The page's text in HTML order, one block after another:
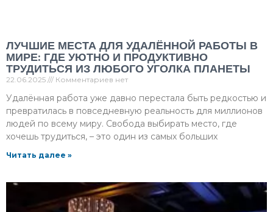
ЛУЧШИЕ МЕСТА ДЛЯ УДАЛЁННОЙ РАБОТЫ В
МИРЕ: ГДЕ УЮТНО И ПРОДУКТИВНО
ТРУДИТЬСЯ ИЗ ЛЮБОГО УГОЛКА ПЛАНЕТЫ
22.06.2025 Комментариев нет
Удалённая работа уже давно перестала быть редкостью и
превратилась в повседневную реальность для миллионов
людей по всему миру. Свобода выбирать место, где
хочешь трудиться, – это один из самых больших
Читать далее »